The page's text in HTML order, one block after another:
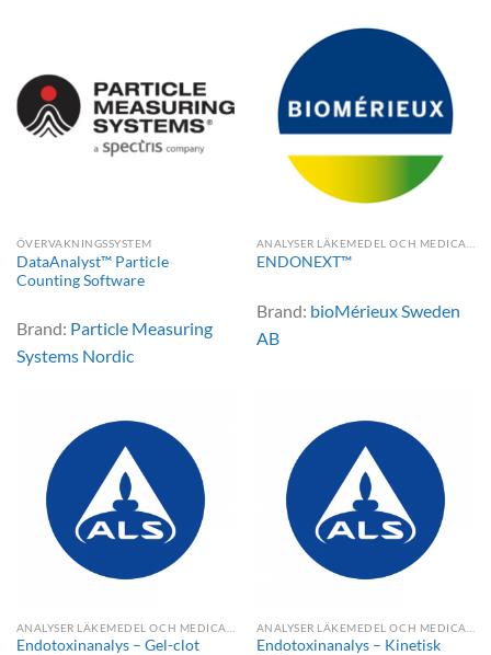
ÖVERVAKNINGSSYSTEM
DataAnalyst™ Particle
Counting Software
Brand: Particle Measuring
Systems Nordic
ENDONEXT™
Brand: bioMérieux Sweden
AB
Endotoxinanalys – Gel-clot
Endotoxinanalys – Kinetisk